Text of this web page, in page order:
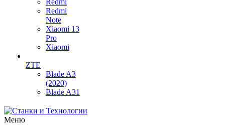
Redmi
Redmi
Note
Xiaomi 13
Pro
Xiaomi
ZTE
Blade A3
(2020)
Blade A31
Меню